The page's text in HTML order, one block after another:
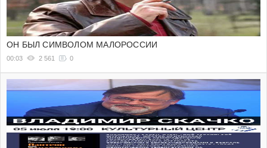
ОН БЫЛ СИМВОЛОМ МАЛОРОССИИ
00:03 2 561 0